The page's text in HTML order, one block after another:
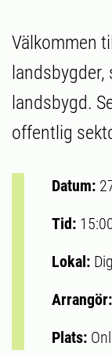
Välkommen
landsbygd.
offentlig
Datum:
Tid:
Lokal:
Plats: